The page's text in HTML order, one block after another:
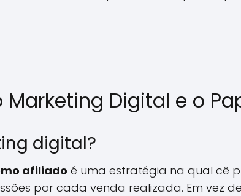
Marketing Digital e o
digital?
afiliado é uma estratégia na qual cê
por cada venda realizada. Em vez